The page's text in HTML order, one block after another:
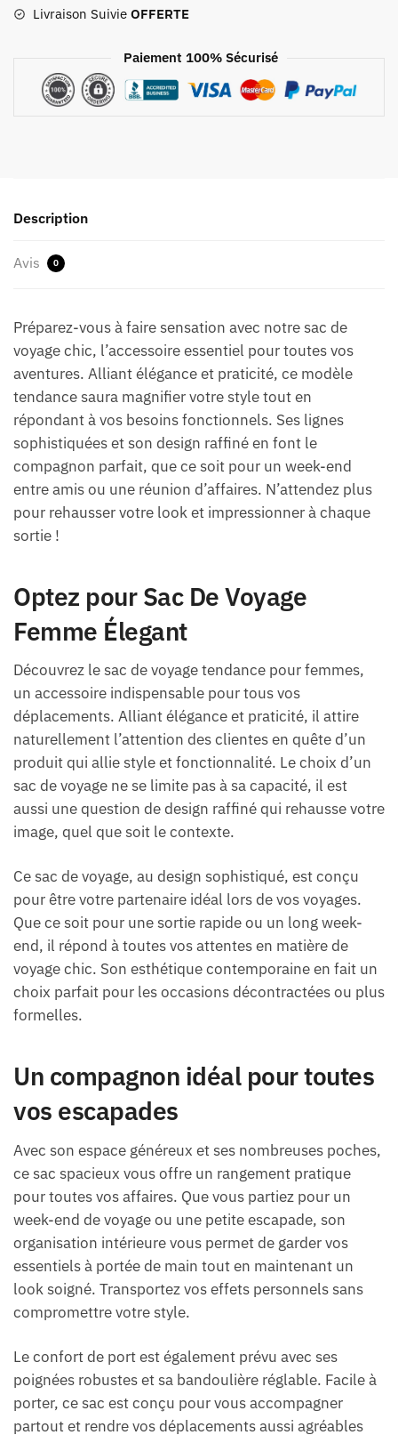
Livraison Suivie OFFERTE
Paiement 100% Sécurisé
Description
Avis 0
Préparez-vous à faire sensation avec notre sac de
voyage chic, l’accessoire essentiel pour toutes vos
aventures. Alliant élégance et praticité, ce modèle
tendance saura magnifier votre style tout en
répondant à vos besoins fonctionnels. Ses lignes
sophistiquées et son design raffiné en font le
compagnon parfait, que ce soit pour un week-end
entre amis ou une réunion d’affaires. N’attendez plus
pour rehausser votre look et impressionner à chaque
sortie !
Optez pour Sac De Voyage
Femme Élegant
Découvrez le sac de voyage tendance pour femmes,
un accessoire indispensable pour tous vos
déplacements. Alliant élégance et praticité, il attire
naturellement l’attention des clientes en quête d’un
produit qui allie style et fonctionnalité. Le choix d’un
sac de voyage ne se limite pas à sa capacité, il est
aussi une question de design raffiné qui rehausse votre
image, quel que soit le contexte.
Ce sac de voyage, au design sophistiqué, est conçu
pour être votre partenaire idéal lors de vos voyages.
Que ce soit pour une sortie rapide ou un long week-
end, il répond à toutes vos attentes en matière de
voyage chic. Son esthétique contemporaine en fait un
choix parfait pour les occasions décontractées ou plus
formelles.
Un compagnon idéal pour toutes
vos escapades
Avec son espace généreux et ses nombreuses poches,
ce sac spacieux vous offre un rangement pratique
pour toutes vos affaires. Que vous partiez pour un
week-end de voyage ou une petite escapade, son
organisation intérieure vous permet de garder vos
essentiels à portée de main tout en maintenant un
look soigné. Transportez vos effets personnels sans
compromettre votre style.
Le confort de port est également prévu avec ses
poignées robustes et sa bandoulière réglable. Facile à
porter, ce sac est conçu pour vous accompagner
partout et rendre vos déplacements aussi agréables